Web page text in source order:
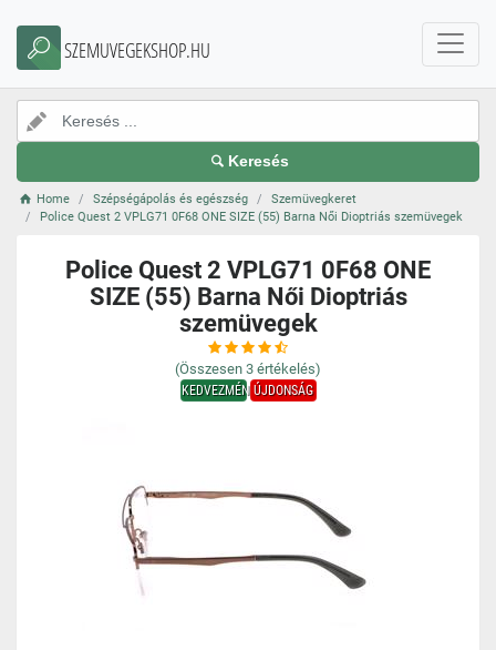
SZEMUVEGEKSHOP.HU
Keresés
Home Szépségápolás és egészség
Szemüvegkeret
Police Quest 2 VPLG71 0F68 ONE SIZE (55) Barna Női Dioptriás szemüvegek
Police Quest 2 VPLG71 0F68 ONE
SIZE (55) Barna Női Dioptriás
szemüvegek
(Összesen 3 értékelés)
KEDVEZMÉNYÚJDONSÁG